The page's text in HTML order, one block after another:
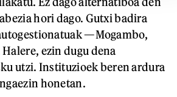
hori dago. Gutxi badira
—Mogambo,
ezin dugu dena
utzi. Instituzioek beren ardura
honetan.